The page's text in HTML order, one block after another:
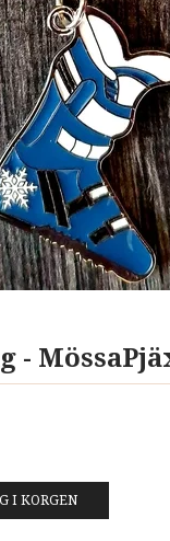
-
I KORGEN